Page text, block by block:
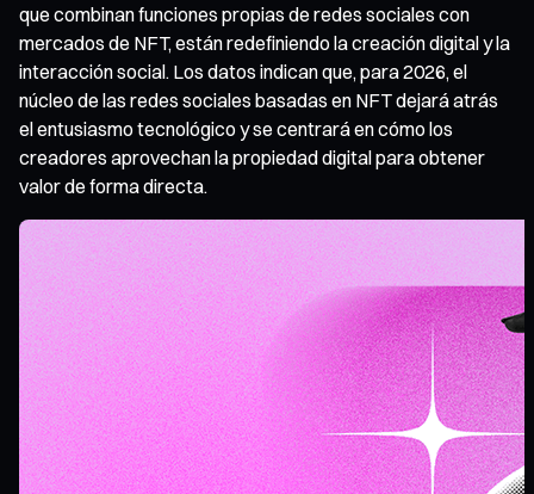
que combinan funciones propias de redes sociales con
mercados de NFT, están redefiniendo la creación digital y la
interacción social. Los datos indican que, para 2026, el
núcleo de las redes sociales basadas en NFT dejará atrás
el entusiasmo tecnológico y se centrará en cómo los
creadores aprovechan la propiedad digital para obtener
valor de forma directa.